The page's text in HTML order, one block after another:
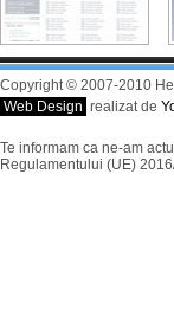
Copyright © 2007-2010
Web Design realizat de
Te informam ca ne-am
Regulamentului (UE)